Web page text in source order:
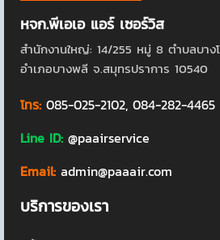
หจก.พีเอเอ แอร์ เซอร์วิส
สำนักงานใหญ่: 14/255 หมู่ 8 ตำบลบาง
อำเภอบางพลี จ.สมุทรปราการ 10540
โทร: 085-025-2102, 084-282-4465
Line ID: @paairservice
Email: admin@paaair.com
บริการของเรา